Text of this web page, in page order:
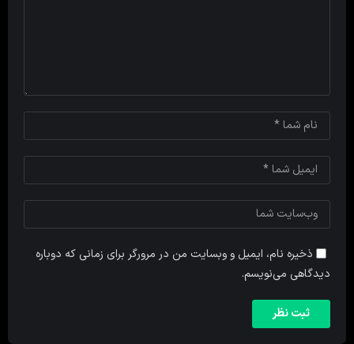
ذخیره نام، ایمیل و وبسایت من در مرورگر برای زمانی که دوباره
دیدگاهی می‌نویسم.